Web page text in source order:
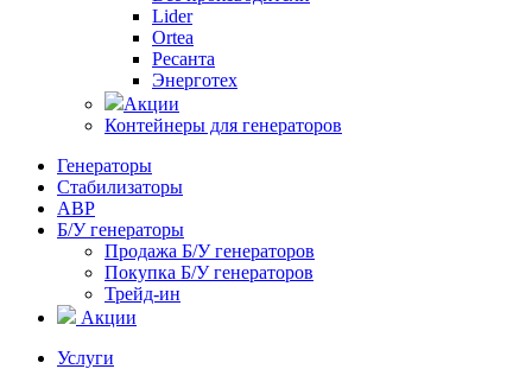
Lider
Ortea
Ресанта
Энерготех
Акции
Контейнеры для генераторов
Генераторы
Стабилизаторы
АВР
Б/У генераторы
Продажа Б/У генераторов
Покупка Б/У генераторов
Трейд-ин
Акции
Услуги